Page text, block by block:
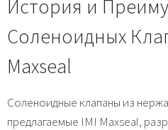
История и
Соленоидных
Maxseal
Соленоидные клапаны из
предлагаемые IMI Maxseal,